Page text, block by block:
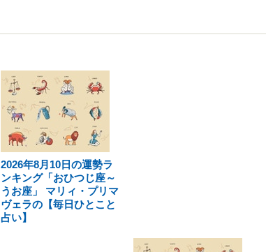
2026年8月10日の運勢ラ
ンキング「おひつじ座～
うお座」 マリィ・プリマ
ヴェラの【毎日ひとこと
占い】